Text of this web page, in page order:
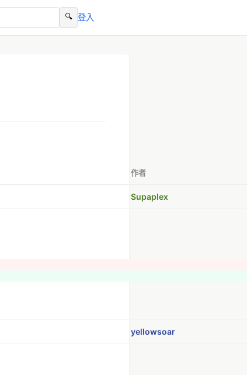
🔍 登入
作者
Supaplex
yellowsoar